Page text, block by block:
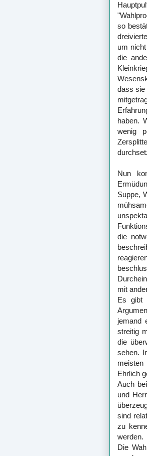
so
um
die
dass sie
haben.
wenig
Nun
Suppe,
die
mit
Es gibt
jemand
streitig
die
sehen.
meisten
Ehrlich
Auch
und
sind
zu
werden.
Die